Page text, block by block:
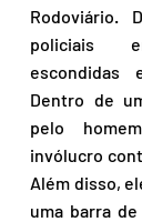
Rodoviário.
policiais
escondidas
Dentro de
pelo
invólucro
Além disso,
uma barra